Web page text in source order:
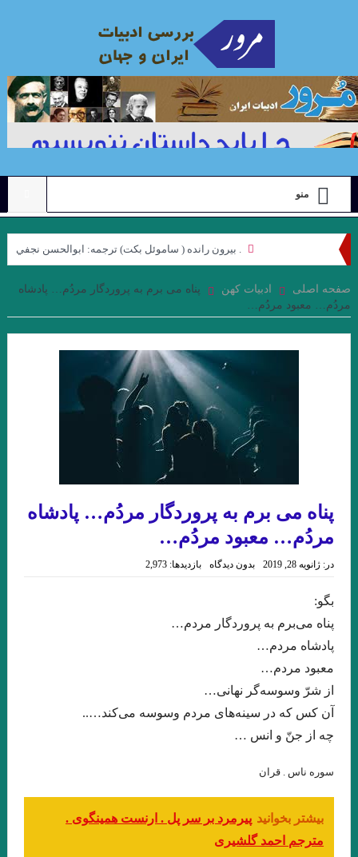
منو
. بيرون رانده ( ساموئل بكت) ترجمه: ابوالحسن نجفي
“ژولیا کریستوا”. جواد اسحاقیان
.نقدی از نعمت مرادی بر مجموعه داستان ماه نیمروز شهریار مندنی پور
مروری بر کتاب امیرِِِ نوروز نوشته میترا داور . علی رضا ذیحق
مسیح عراق . حسن بلاسم
بازی / بارتلمی . ترجمه علی معصومی شعری از شاپور احمدی
اسحاقیان. انتشارات حس هفتم/ ۱۴۰۲
مجموعه شعر زیبایی و دریغ نوشته مجید عطاری . نشر سیب سرخ .
خوانش مدرنیستی رمان “تعبیر یک خواب طولانی” از “لیلا قیاسوَند”
جواد اسحاقیان . قسمت شانزدهم
.مروری بر کتاب الف، نوشته‌ی خورخه لوئیس بورخس سید احسان
صدرائی
نگاهی بر مجموعه داستان « زندگی خاکستری با عطر وانیل» اثر شراره
صفحه اصلی ادبیات کهن
پناه می برم به پروردگار مردُم… پادشاه
مردُم… معبود مردُم…
پناه می برم به پروردگار مردُم… پادشاه
مردُم… معبود مردُم…
در: ژانویه 28, 2019 بدون دیدگاه بازدیدها: 2,973
بگو:
پناه مى‌برم به پروردگار مردم…
پادشاه مردم…
معبود مردم…
از شرّ وسوسه‌گر نهانى…
آن كس كه در سينه‌هاى مردم وسوسه مى‌كند…..
چه از جنّ و انس …
سوره ناس . قران
بیشتر بخوانید پیرمرد بر سر پل . ارنست همینگوی .
مترجم احمد گلشیری